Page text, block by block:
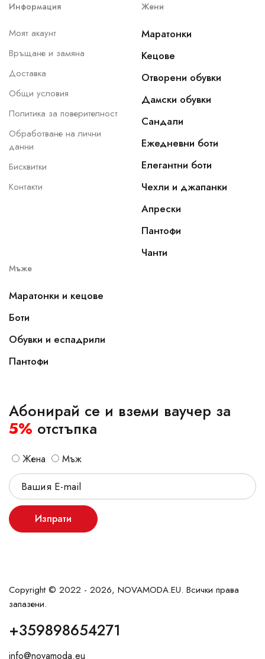
Информация
Моят акаунт
Връщане и замяна
Доставка
Общи условия
Политика за поверителност
Обработване на лични
данни
Бисквитки
Контакти
Жени
Маратонки
Кецове
Отворени обувки
Дамски обувки
Сандали
Ежедневни боти
Елегантни боти
Чехли и джапанки
Апрески
Пантофи
Чанти
Мъже
Маратонки и кецове
Боти
Обувки и еспадрили
Пантофи
Абонирай се и вземи ваучер за
5% отстъпка
Жена Мъж
Изпрати
Copyright © 2022 - 2026, NOVAMODA.EU. Всички права
запазени.
+359898654271
info@novamoda.eu